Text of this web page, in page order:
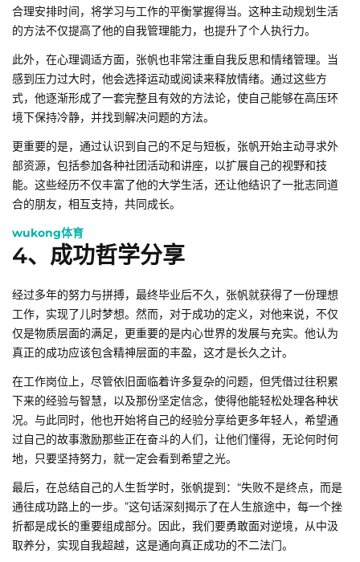
合理安排时间，将学习与工作的平衡掌握得当。这种主动规划生活
的方法不仅提高了他的自我管理能力，也提升了个人执行力。
此外，在心理调适方面，张帆也非常注重自我反思和情绪管理。当
感到压力过大时，他会选择运动或阅读来释放情绪。通过这些方
式，他逐渐形成了一套完整且有效的方法论，使自己能够在高压环
境下保持冷静，并找到解决问题的方法。
更重要的是，通过认识到自己的不足与短板，张帆开始主动寻求外
部资源，包括参加各种社团活动和讲座，以扩展自己的视野和技
能。这些经历不仅丰富了他的大学生活，还让他结识了一批志同道
合的朋友，相互支持，共同成长。
wukong体育
4、成功哲学分享
经过多年的努力与拼搏，最终毕业后不久，张帆就获得了一份理想
工作，实现了儿时梦想。然而，对于成功的定义，对他来说，不仅
仅是物质层面的满足，更重要的是内心世界的发展与充实。他认为
真正的成功应该包含精神层面的丰盈，这才是长久之计。
在工作岗位上，尽管依旧面临着许多复杂的问题，但凭借过往积累
下来的经验与智慧，以及那份坚定信念，使得他能轻松处理各种状
况。与此同时，他也开始将自己的经验分享给更多年轻人，希望通
过自己的故事激励那些正在奋斗的人们，让他们懂得，无论何时何
地，只要坚持努力，就一定会看到希望之光。
最后，在总结自己的人生哲学时，张帆提到：“失败不是终点，而是
通往成功路上的一步。”这句话深刻揭示了在人生旅途中，每一个挫
折都是成长的重要组成部分。因此，我们要勇敢面对逆境，从中汲
取养分，实现自我超越，这是通向真正成功的不二法门。